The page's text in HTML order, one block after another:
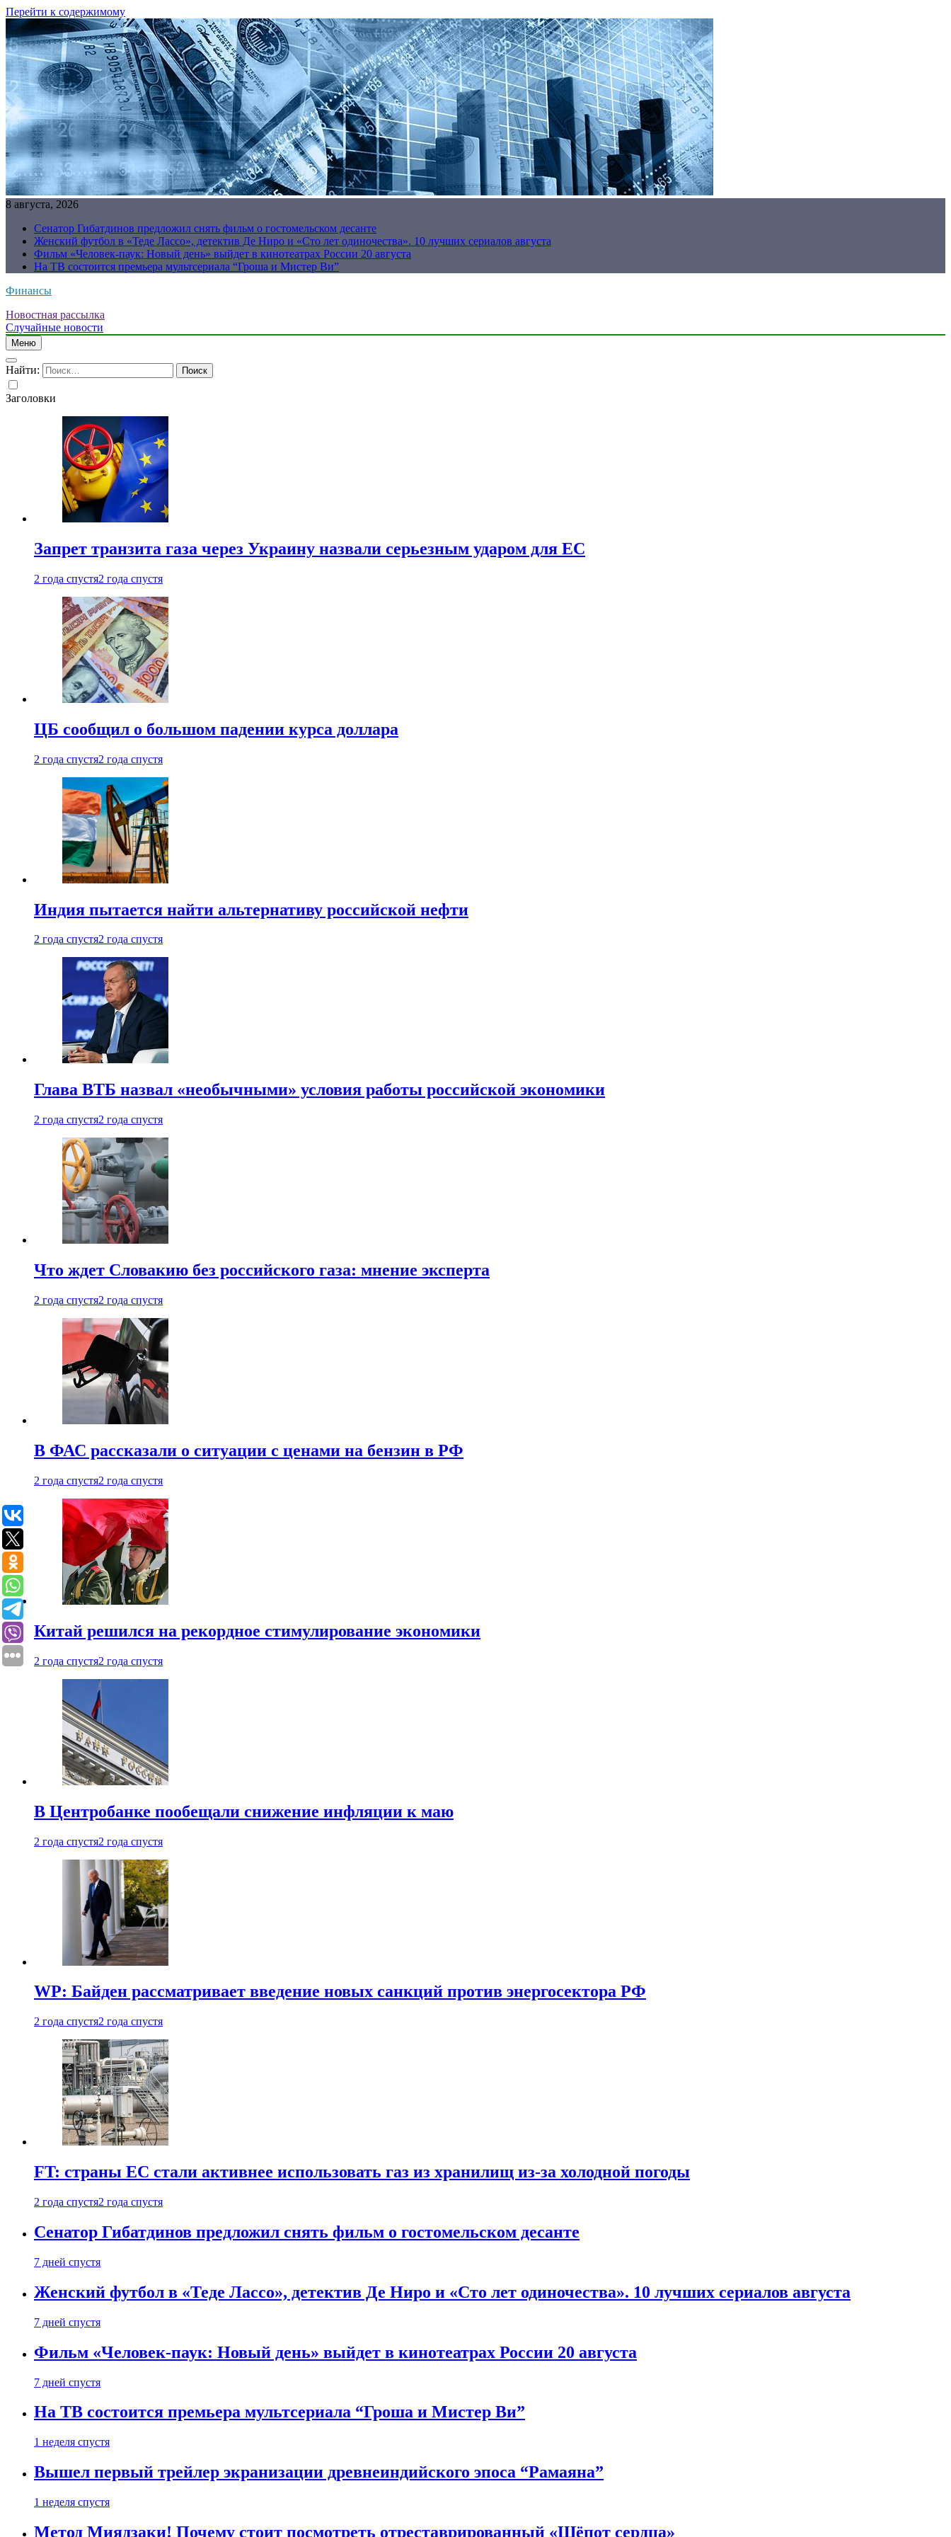
Перейти к содержимому
8 августа, 2026
Сенатор Гибатдинов предложил снять фильм о гостомельском десанте
Женский футбол в «Теде Лассо», детектив Де Ниро и «Сто лет одиночества». 10 лучших сериалов августа
Фильм «Человек-паук: Новый день» выйдет в кинотеатрах России 20 августа
На ТВ состоится премьера мультсериала “Гроша и Мистер Ви”
Финансы
Новостная рассылка
Случайные новости
Меню
Найти:
Заголовки
Запрет транзита газа через Украину назвали серьезным ударом для ЕС
2 года спустя2 года спустя
ЦБ сообщил о большом падении курса доллара
2 года спустя2 года спустя
Индия пытается найти альтернативу российской нефти
2 года спустя2 года спустя
Глава ВТБ назвал «необычными» условия работы российской экономики
2 года спустя2 года спустя
Что ждет Словакию без российского газа: мнение эксперта
2 года спустя2 года спустя
В ФАС рассказали о ситуации с ценами на бензин в РФ
2 года спустя2 года спустя
Китай решился на рекордное стимулирование экономики
2 года спустя2 года спустя
В Центробанке пообещали снижение инфляции к маю
2 года спустя2 года спустя
WP: Байден рассматривает введение новых санкций против энергосектора РФ
2 года спустя2 года спустя
FT: страны ЕС стали активнее использовать газ из хранилищ из-за холодной погоды
2 года спустя2 года спустя
Сенатор Гибатдинов предложил снять фильм о гостомельском десанте
7 дней спустя
Женский футбол в «Теде Лассо», детектив Де Ниро и «Сто лет одиночества». 10 лучших сериалов августа
7 дней спустя
Фильм «Человек-паук: Новый день» выйдет в кинотеатрах России 20 августа
7 дней спустя
На ТВ состоится премьера мультсериала “Гроша и Мистер Ви”
1 неделя спустя
Вышел первый трейлер экранизации древнеиндийского эпоса “Рамаяна”
1 неделя спустя
Метод Миядзаки! Почему стоит посмотреть отреставрированный «Шёпот сердца»